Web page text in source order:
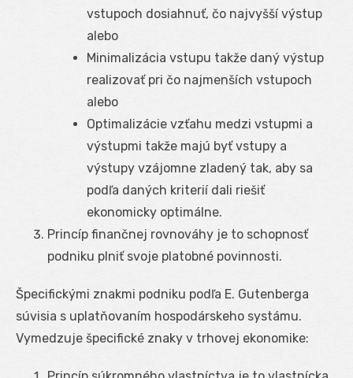
vstupoch dosiahnuť, čo najvyšší výstup
alebo
Minimalizácia vstupu takže daný výstup
realizovať pri čo najmenších vstupoch
alebo
Optimalizácie vzťahu medzi vstupmi a
výstupmi takže majú byť vstupy a
výstupy vzájomne zladený tak, aby sa
podľa daných kriterií dali riešiť
ekonomicky optimálne.
Princíp finančnej rovnováhy je to schopnosť
podniku plniť svoje platobné povinnosti.
Špecifickými znakmi podniku podľa E. Gutenberga
súvisia s uplatňovaním hospodárskeho systámu.
Vymedzuje špecifické znaky v trhovej ekonomike: